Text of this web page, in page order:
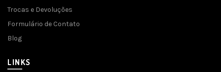
Trocas e Devoluções
Formulário de Contato
Blog
LINKS